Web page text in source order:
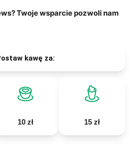
Twoje wsparcie pozwoli nam
kawę za:
10 zł 15 zł